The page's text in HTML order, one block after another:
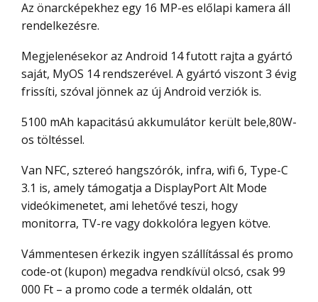
Az önarcképekhez egy 16 MP-es előlapi kamera áll
rendelkezésre.
Megjelenésekor az Android 14 futott rajta a gyártó
saját, MyOS 14 rendszerével. A gyártó viszont 3 évig
frissíti, szóval jönnek az új Android verziók is.
5100 mAh kapacitású akkumulátor került bele,80W-
os töltéssel.
Van NFC, sztereó hangszórók, infra, wifi 6, Type-C
3.1 is, amely támogatja a DisplayPort Alt Mode
videókimenetet, ami lehetővé teszi, hogy
monitorra, TV-re vagy dokkolóra legyen kötve.
Vámmentesen érkezik ingyen szállítással és promo
code-ot (kupon) megadva rendkívül olcsó, csak 99
000 Ft – a promo code a termék oldalán, ott